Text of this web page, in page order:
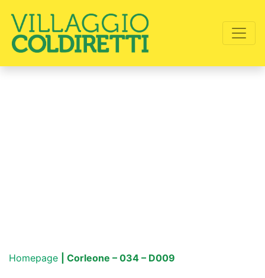
Homepage | Corleone – 034 – D009